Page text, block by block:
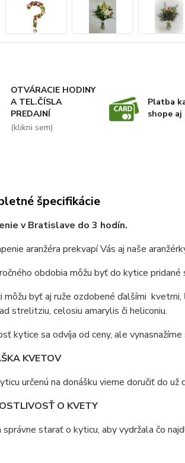
OTVÁRACIE HODINY
A TEL.ČÍSLA
PREDAJNÍ
(klikni sem)
Platba
shope
špecifikácie
v Bratislave do 3 hodín.
aranžéra prekvapí Vás aj naše
obdobia môžu byť do kytice
môžu byť aj ruže ozdobené ďalšími
strelitziu, celosiu amarylis či heliconiu.
kytice sa odvíja od ceny, ale
KVETOV
určenú na donášku vieme doručiť do
O KVETY
správne starať o kyticu, aby vydržala čo